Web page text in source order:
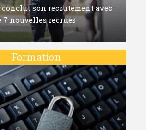
son recrutement avec
7 nouvelles recrues
Formation